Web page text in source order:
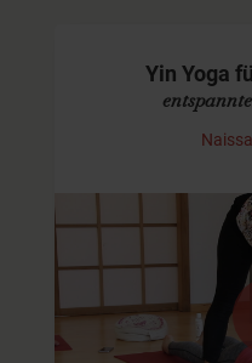
Yin Yoga
Yin
In diesem Yin-Video
Insbesondere den
werden wir dehnen und
Mantren,